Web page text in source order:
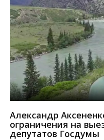
Александр
ограничения на
депутатов Госдумы